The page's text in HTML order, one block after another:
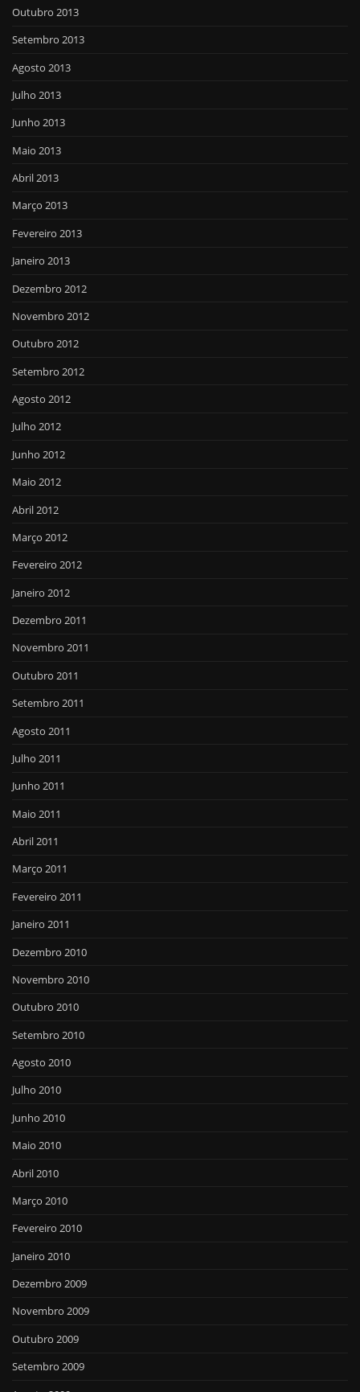
Outubro 2013
Setembro 2013
Agosto 2013
Julho 2013
Junho 2013
Maio 2013
Abril 2013
Março 2013
Fevereiro 2013
Janeiro 2013
Dezembro 2012
Novembro 2012
Outubro 2012
Setembro 2012
Agosto 2012
Julho 2012
Junho 2012
Maio 2012
Abril 2012
Março 2012
Fevereiro 2012
Janeiro 2012
Dezembro 2011
Novembro 2011
Outubro 2011
Setembro 2011
Agosto 2011
Julho 2011
Junho 2011
Maio 2011
Abril 2011
Março 2011
Fevereiro 2011
Janeiro 2011
Dezembro 2010
Novembro 2010
Outubro 2010
Setembro 2010
Agosto 2010
Julho 2010
Junho 2010
Maio 2010
Abril 2010
Março 2010
Fevereiro 2010
Janeiro 2010
Dezembro 2009
Novembro 2009
Outubro 2009
Setembro 2009